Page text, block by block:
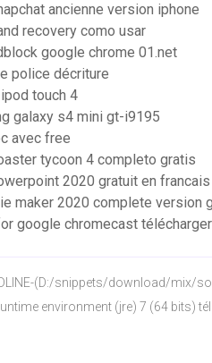
ancienne version iphone
recovery como usar
google chrome 01.net
police décriture
touch 4
galaxy s4 mini gt-i9195
avec free
tycoon 4 completo gratis
2020 gratuit en francais
maker 2020 complete version
google chromecast télécharger
(D:/snippets/download/mix/
environment (jre) 7 (64 bits)